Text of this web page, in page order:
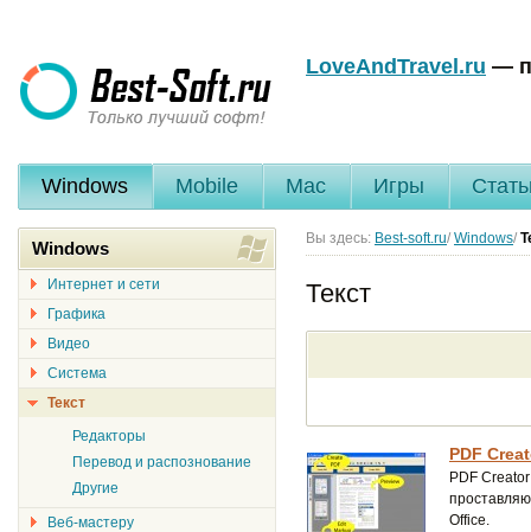
LoveAndTravel.ru —
Windows Mobile Mac Игры
Вы здесь: Best-soft.ru/ Windows/
Текст
PDF
PDF
Office.
Windows
Интернет и сети
Графика
Видео
Система
Текст
Редакторы
Перевод и распознование
Другие
Веб-мастеру